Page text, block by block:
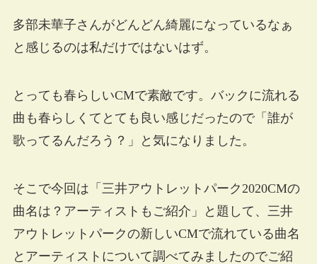
多部未華子さんがどんどん綺麗になっているなぁ
と感じるのは私だけではないはず。
とっても春らしいCMで素敵です。バックに流れる
曲も春らしくてとても良い感じだったので「誰が
歌ってるんだろう？」と気になりました。
そこで今回は「三井アウトレットパーク2020CMの
曲名は？アーティストもご紹介」と題して、三井
アウトレットパークの新しいCMで流れている曲名
とアーティストについて調べてみましたのでご紹